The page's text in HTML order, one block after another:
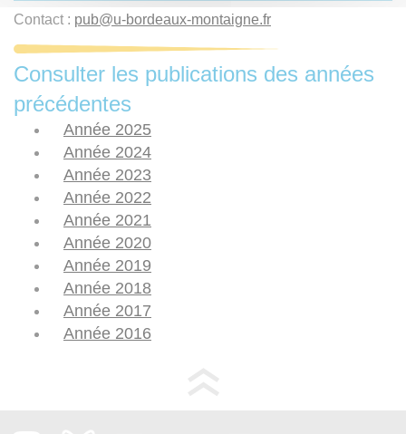
Contact : pub@u-bordeaux-montaigne.fr
Consulter les publications des années
précédentes
Année 2025
Année 2024
Année 2023
Année 2022
Année 2021
Année 2020
Année 2019
Année 2018
Année 2017
Année 2016